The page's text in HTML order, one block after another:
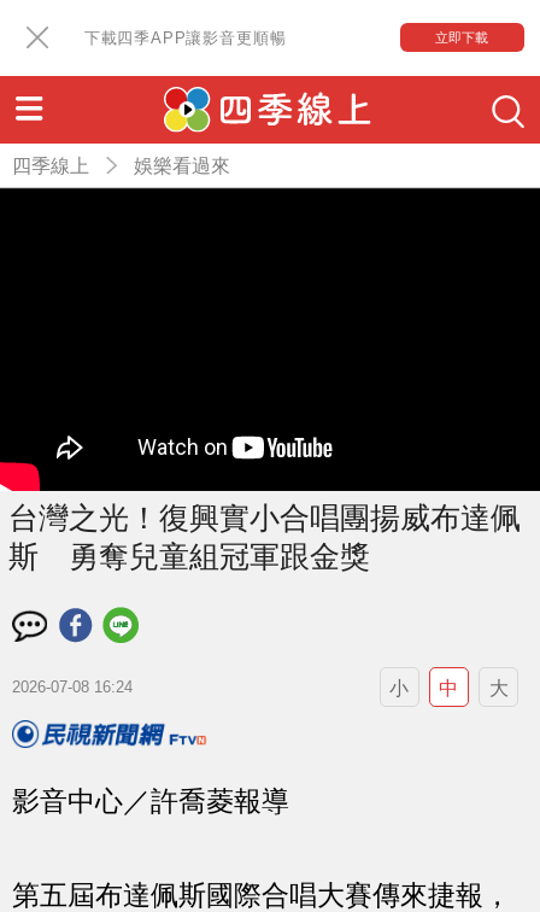
下載四季APP讓影音更順暢 立即下載
四季線上 娛樂看過來
台灣之光！復興實小合唱團揚威布達佩
斯 勇奪兒童組冠軍跟金獎
2026-07-08 16:24 小 中 大
影音中心／許喬菱報導
第五屆布達佩斯國際合唱大賽傳來捷報，